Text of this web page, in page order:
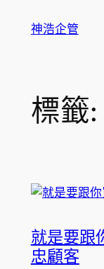
神浩企管
標籤:
就是要跟
忠顧客